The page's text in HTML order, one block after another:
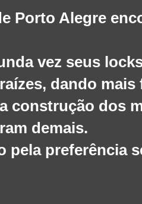
Porto Alegre
vez seus
dando
construção dos
demais.
pela preferência